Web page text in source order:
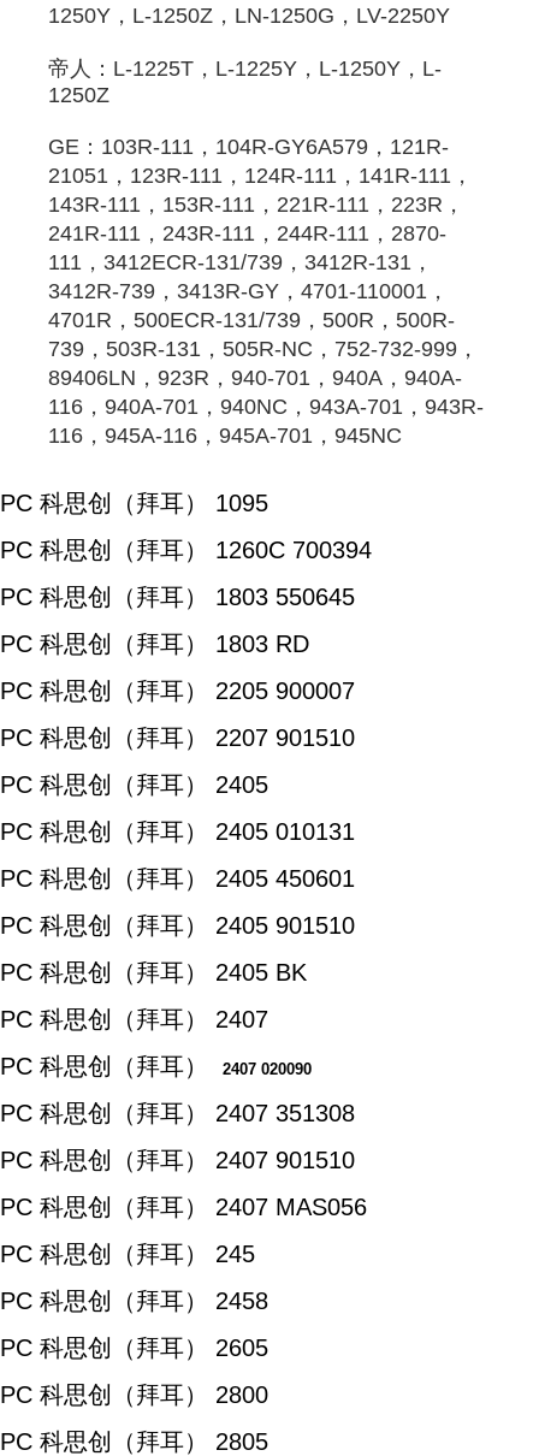
1250Y，L-1250Z，LN-1250G，LV-2250Y
帝人：L-1225T，L-1225Y，L-1250Y，L-
1250Z
GE：103R-111，104R-GY6A579，121R-
21051，123R-111，124R-111，141R-111，
143R-111，153R-111，221R-111，223R，
241R-111，243R-111，244R-111，2870-
111，3412ECR-131/739，3412R-131，
3412R-739，3413R-GY，4701-110001，
4701R，500ECR-131/739，500R，500R-
739，503R-131，505R-NC，752-732-999，
89406LN，923R，940-701，940A，940A-
116，940A-701，940NC，943A-701，943R-
116，945A-116，945A-701，945NC
PC 科思创（拜耳） 1095
PC 科思创（拜耳） 1260C 700394
PC 科思创（拜耳） 1803 550645
PC 科思创（拜耳） 1803 RD
PC 科思创（拜耳） 2205 900007
PC 科思创（拜耳） 2207 901510
PC 科思创（拜耳） 2405
PC 科思创（拜耳） 2405 010131
PC 科思创（拜耳） 2405 450601
PC 科思创（拜耳） 2405 901510
PC 科思创（拜耳） 2405 BK
PC 科思创（拜耳） 2407
PC 科思创（拜耳）
2407 020090
PC 科思创（拜耳） 2407 351308
PC 科思创（拜耳） 2407 901510
PC 科思创（拜耳） 2407 MAS056
PC 科思创（拜耳） 245
PC 科思创（拜耳） 2458
PC 科思创（拜耳） 2605
PC 科思创（拜耳） 2800
PC 科思创（拜耳） 2805